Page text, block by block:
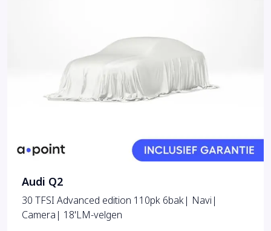
Audi Q2
30 TFSI Advanced edition 110pk 6bak| Navi|
Camera| 18'LM-velgen